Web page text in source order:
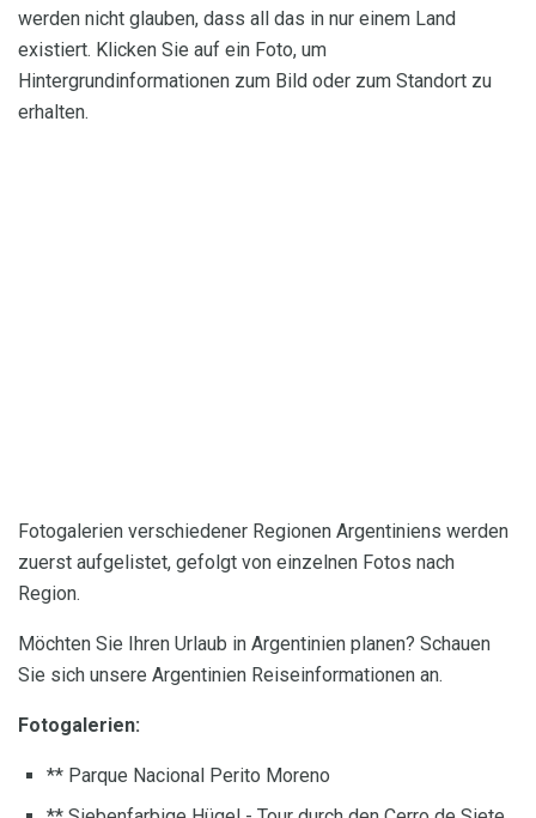
werden nicht glauben, dass all das in nur einem Land
existiert. Klicken Sie auf ein Foto, um
Hintergrundinformationen zum Bild oder zum Standort zu
erhalten.
Fotogalerien verschiedener Regionen Argentiniens werden
zuerst aufgelistet, gefolgt von einzelnen Fotos nach
Region.
Möchten Sie Ihren Urlaub in Argentinien planen? Schauen
Sie sich unsere Argentinien Reiseinformationen an.
Fotogalerien:
** Parque Nacional Perito Moreno